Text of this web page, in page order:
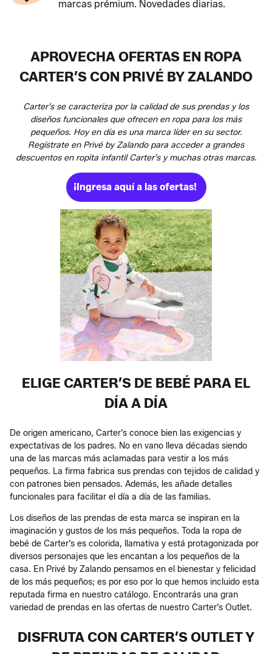
marcas prémium. Novedades diarias.
APROVECHA OFERTAS EN ROPA
CARTER’S CON PRIVÉ BY ZALANDO
Carter’s se caracteriza por la calidad de sus prendas y los
diseños funcionales que ofrecen en ropa para los más
pequeños. Hoy en día es una marca líder en su sector.
Regístrate en Privé by Zalando para acceder a grandes
descuentos en ropita infantil Carter’s y muchas otras marcas.
¡Ingresa aquí a las ofertas!
ELIGE CARTER’S DE BEBÉ PARA EL
DÍA A DÍA
De origen americano, Carter’s conoce bien las exigencias y
expectativas de los padres. No en vano lleva décadas siendo
una de las marcas más aclamadas para vestir a los más
pequeños. La firma fabrica sus prendas con tejidos de calidad y
con patrones bien pensados. Además, les añade detalles
funcionales para facilitar el día a día de las familias.
Los diseños de las prendas de esta marca se inspiran en la
imaginación y gustos de los más pequeños. Toda la ropa de
bebé de Carter’s es colorida, llamativa y está protagonizada por
diversos personajes que les encantan a los pequeños de la
casa. En Privé by Zalando pensamos en el bienestar y felicidad
de los más pequeños; es por eso por lo que hemos incluido esta
reputada firma en nuestro catálogo. Encontrarás una gran
variedad de prendas en las ofertas de nuestro Carter’s Outlet.
DISFRUTA CON CARTER’S OUTLET Y